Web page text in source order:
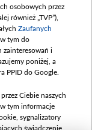
osobowych przez
również „TVP”),
Zaufanych
tym do
zainteresowań i
poniżej, a
PPID do Google.
Ciebie naszych
w tym informacje
sygnalizatory
świadczenie